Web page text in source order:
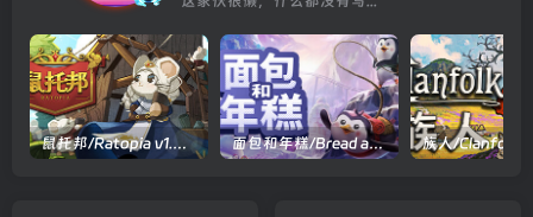
鼠托邦/Ratopia v1.0.0530|策略模拟|容量2.9GB|官方中文版 面包和年糕/Bread and Fred Build.21411256|动作冒险|容量1.1GB|官方中文版